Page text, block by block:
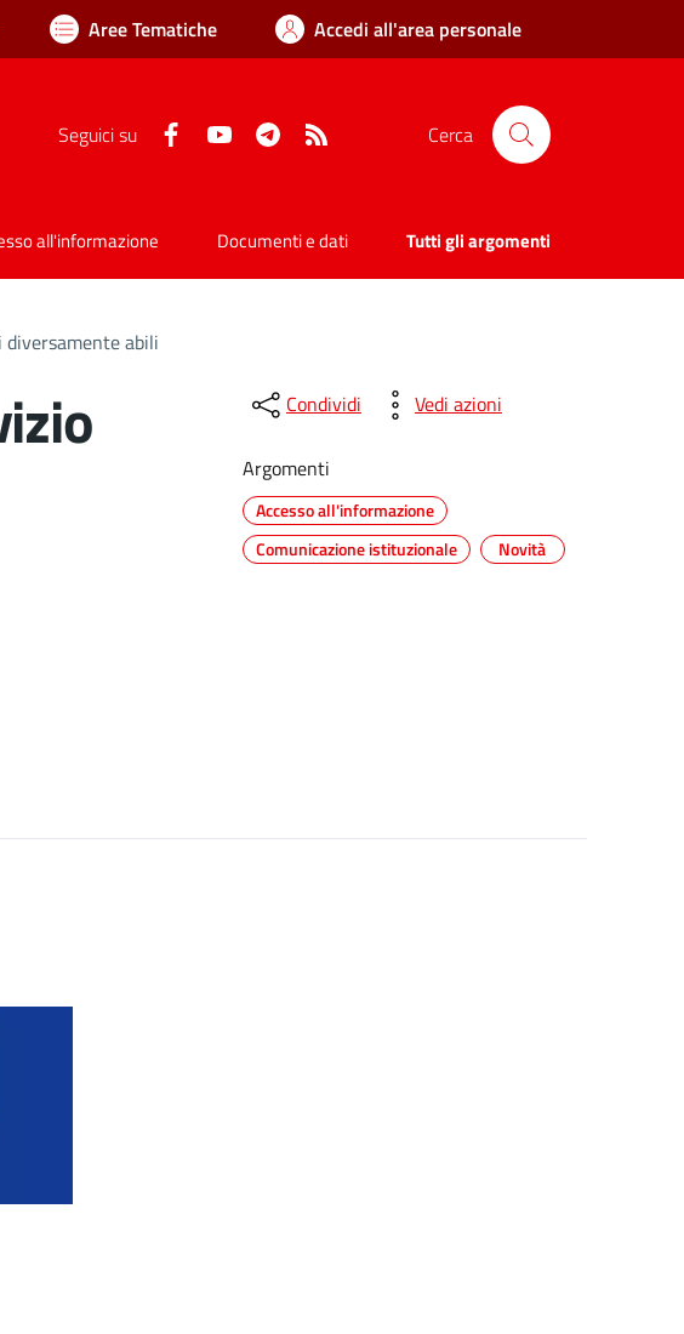
Aree Tematiche Accedi all'area personale
Seguici su FacebookYouTube Telegram Cerca
all'informazione Documenti e dati Tutti gli argomenti
diversamente abili
Condividi Vedi azioni
Argomenti
Accesso all'informazione
Comunicazione istituzionale
Novità